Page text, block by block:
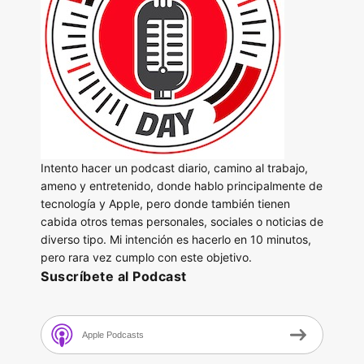
Intento hacer un podcast diario, camino al trabajo,
ameno y entretenido, donde hablo principalmente de
tecnología y Apple, pero donde también tienen
cabida otros temas personales, sociales o noticias de
diverso tipo. Mi intención es hacerlo en 10 minutos,
pero rara vez cumplo con este objetivo.
Suscríbete al Podcast
Apple Podcasts